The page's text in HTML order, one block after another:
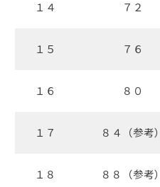
１４ ７２
１５ ７６
１６ ８０
１７ ８４（参考）
１８ ８８（参考）